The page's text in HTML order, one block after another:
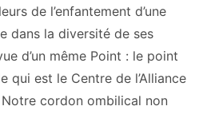
de l’enfantement d’une
dans la diversité de ses
d’un même Point : le point
qui est le Centre de l’Alliance
cordon ombilical non